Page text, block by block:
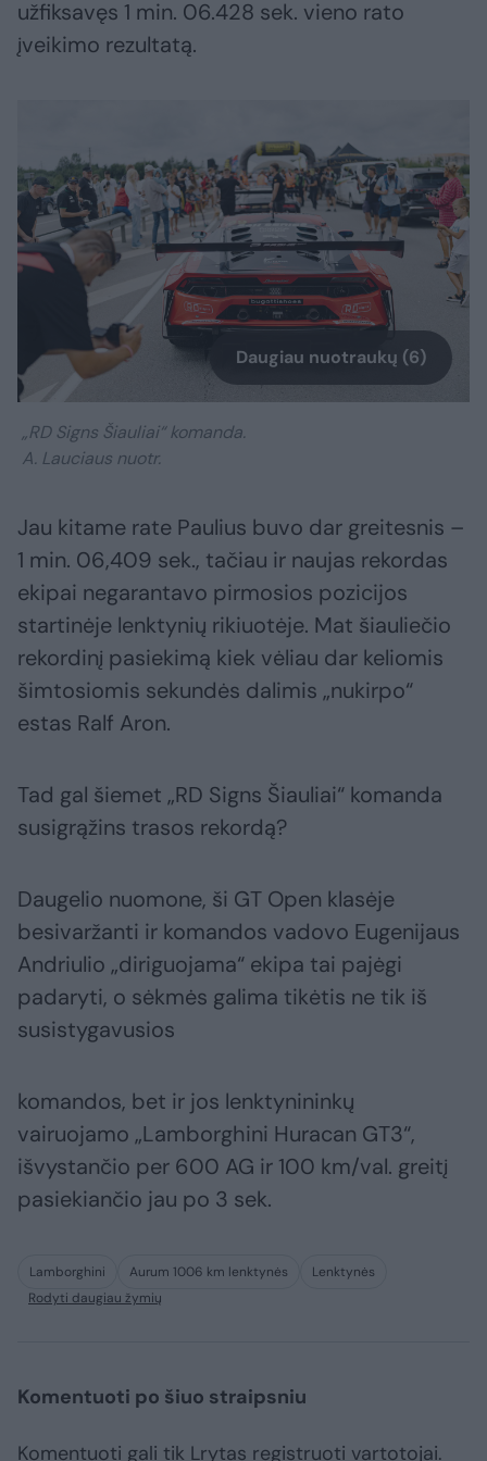
užfiksavęs 1 min. 06.428 sek. vieno rato
įveikimo rezultatą.
Daugiau nuotraukų (6)
„RD Signs Šiauliai“ komanda.
A. Lauciaus nuotr.
Jau kitame rate Paulius buvo dar greitesnis –
1 min. 06,409 sek., tačiau ir naujas rekordas
ekipai negarantavo pirmosios pozicijos
startinėje lenktynių rikiuotėje. Mat šiauliečio
rekordinį pasiekimą kiek vėliau dar keliomis
šimtosiomis sekundės dalimis „nukirpo“
estas Ralf Aron.
Tad gal šiemet „RD Signs Šiauliai“ komanda
susigrąžins trasos rekordą?
Daugelio nuomone, ši GT Open klasėje
besivaržanti ir komandos vadovo Eugenijaus
Andriulio „diriguojama“ ekipa tai pajėgi
padaryti, o sėkmės galima tikėtis ne tik iš
susistygavusios
komandos, bet ir jos lenktynininkų
vairuojamo „Lamborghini Huracan GT3“,
išvystančio per 600 AG ir 100 km/val. greitį
pasiekiančio jau po 3 sek.
Lamborghini Aurum 1006 km lenktynės
Lenktynės
Rodyti daugiau žymių
Komentuoti po šiuo straipsniu
Komentuoti gali tik Lrytas registruoti vartotojai.